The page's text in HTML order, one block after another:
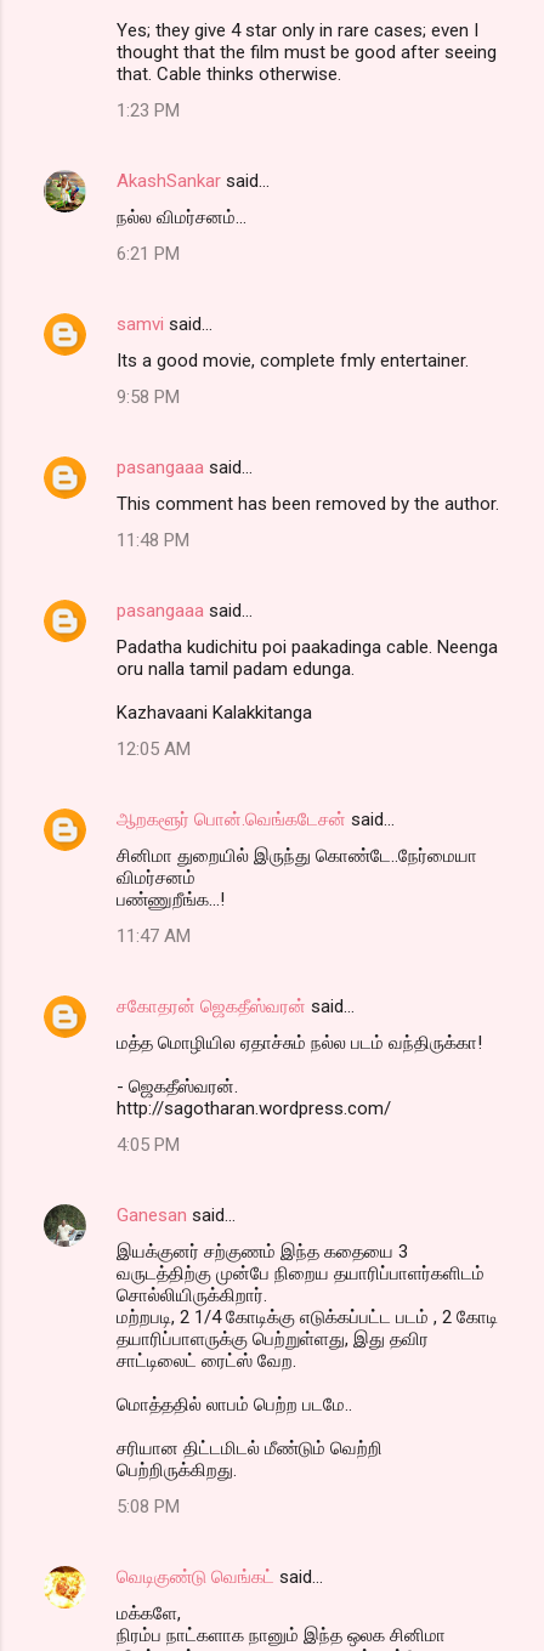
Yes; they give 4 star only in rare cases; even I
thought that the film must be good after seeing
that. Cable thinks otherwise.
1:23 PM
AkashSankar said…
நல்ல விமர்சனம்...
6:21 PM
samvi said…
Its a good movie, complete fmly entertainer.
9:58 PM
pasangaaa said…
This comment has been removed by the author.
11:48 PM
pasangaaa said…
Padatha kudichitu poi paakadinga cable. Neenga
oru nalla tamil padam edunga.
Kazhavaani Kalakkitanga
12:05 AM
ஆறகளூர் பொன்.வெங்கடேசன் said…
சினிமா துறையில் இருந்து கொண்டே..நேர்மையா
விமர்சனம்
பண்ணுறீங்க...!
11:47 AM
சகோதரன் ஜெகதீஸ்வரன் said…
மத்த மொழியில ஏதாச்சும் நல்ல படம் வந்திருக்கா!
- ஜெகதீஸ்வரன்.
http://sagotharan.wordpress.com/
4:05 PM
Ganesan said…
இயக்குனர் சற்குணம் இந்த கதையை 3
வருடத்திற்கு முன்பே நிறைய தயாரிப்பாளர்களிடம்
சொல்லியிருக்கிறார்.
மற்றபடி, 2 1/4 கோடிக்கு எடுக்கப்பட்ட படம் , 2 கோடி
தயாரிப்பாளருக்கு பெற்றுள்ளது, இது தவிர
சாட்டிலைட் ரைட்ஸ் வேற.
மொத்ததில் லாபம் பெற்ற படமே..
சரியான திட்டமிடல் மீண்டும் வெற்றி
பெற்றிருக்கிறது.
5:08 PM
வெடிகுண்டு வெங்கட் said…
மக்களே,
நிரம்ப நாட்களாக நானும் இந்த ஒலக சினிமா